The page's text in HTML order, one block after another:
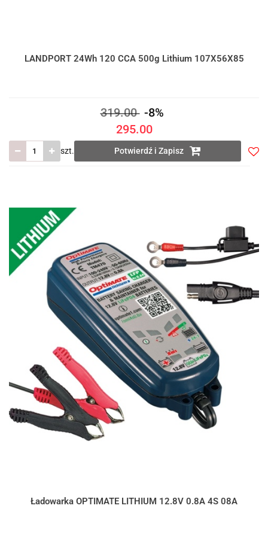
LANDPORT 24Wh 120 CCA 500g Lithium 107X56X85
319.00 -8%
295.00
szt. Potwierdź i Zapisz
Ładowarka OPTIMATE LITHIUM 12.8V 0.8A 4S 08A